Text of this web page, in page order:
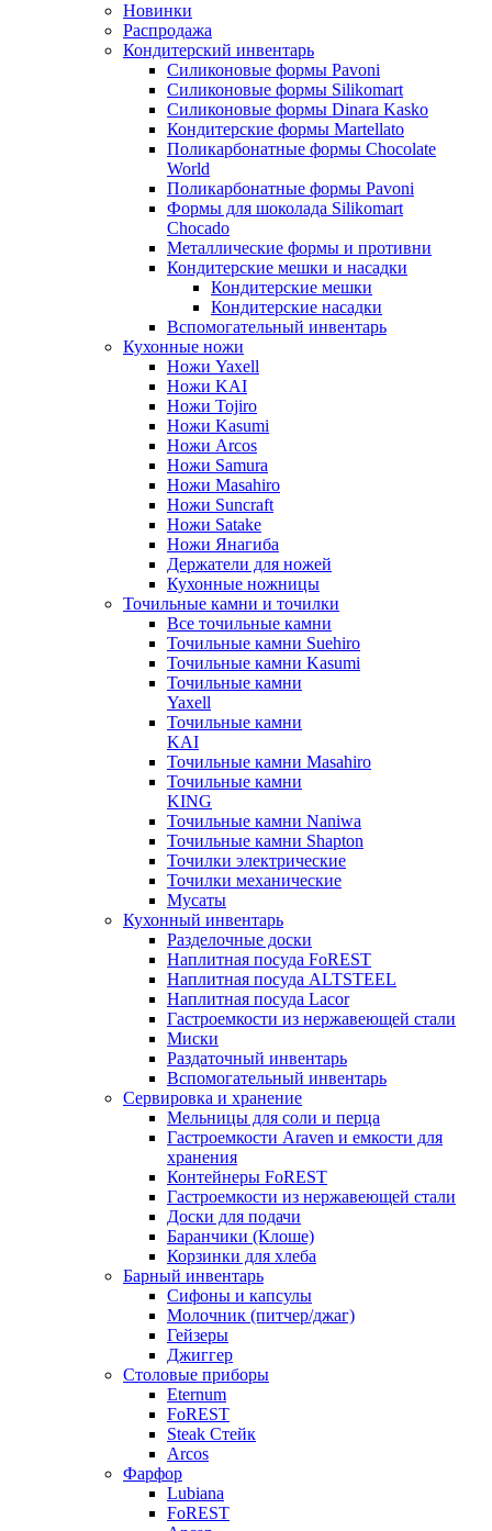
Новинки
Распродажа
Кондитерский инвентарь
Силиконовые формы Pavoni
Силиконовые формы Silikomart
Силиконовые формы Dinara Kasko
Кондитерские формы Martellato
Поликарбонатные формы Chocolate
World
Поликарбонатные формы Pavoni
Формы для шоколада Silikomart
Chocado
Металлические формы и противни
Кондитерские мешки и насадки
Кондитерские мешки
Кондитерские насадки
Вспомогательный инвентарь
Кухонные ножи
Ножи Yaxell
Ножи KAI
Ножи Tojiro
Ножи Kasumi
Ножи Arcos
Ножи Samura
Ножи Masahiro
Ножи Suncraft
Ножи Satake
Ножи Янагиба
Держатели для ножей
Кухонные ножницы
Точильные камни и точилки
Все точильные камни
Точильные камни Suehiro
Точильные камни Kasumi
Точильные камни
Yaxell
Точильные камни
KAI
Точильные камни Masahiro
Точильные камни
KING
Точильные камни Naniwa
Точильные камни Shapton
Точилки электрические
Точилки механические
Мусаты
Кухонный инвентарь
Разделочные доски
Наплитная посуда FoREST
Наплитная посуда ALTSTEEL
Наплитная посуда Lacor
Гастроемкости из нержавеющей стали
Миски
Раздаточный инвентарь
Вспомогательный инвентарь
Сервировка и хранение
Мельницы для соли и перца
Гастроемкости Araven и емкости для
хранения
Контейнеры FoREST
Гастроемкости из нержавеющей стали
Доски для подачи
Баранчики (Клоше)
Корзинки для хлеба
Барный инвентарь
Сифоны и капсулы
Молочник (питчер/джаг)
Гейзеры
Джиггер
Столовые приборы
Eternum
FoREST
Steak Стейк
Arcos
Фарфор
Lubiana
FoREST